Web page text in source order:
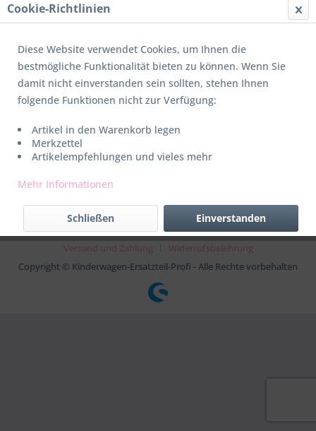
Informationen
Newsletter
Widerruf erklären
Rückgabe
Sitemap
Über uns
Versand und Zahlung
Widerrufsbelehrung
Copyright © Kinderwagen-Ersatzteil-Profi - Alle Rechte vorbehalten
Cookie-Richtlinien
Diese Website verwendet Cookies, um Ihnen die
bestmögliche Funktionalität bieten zu können. Wenn Sie
damit nicht einverstanden sein sollten, stehen Ihnen
folgende Funktionen nicht zur Verfügung:
Artikel in den Warenkorb legen
Merkzettel
Artikelempfehlungen und vieles mehr
Mehr Informationen
Einverstanden
Schließen